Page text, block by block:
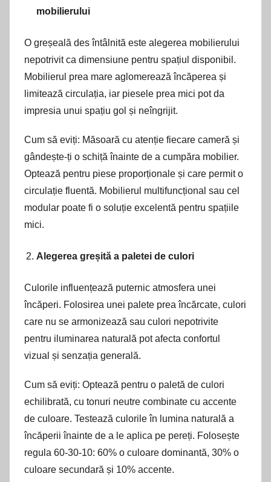
mobilierului
O greșeală des întâlnită este alegerea mobilierului
nepotrivit ca dimensiune pentru spațiul disponibil.
Mobilierul prea mare aglomerează încăperea și
limitează circulația, iar piesele prea mici pot da
impresia unui spațiu gol și neîngrijit.
Cum să eviți: Măsoară cu atenție fiecare cameră și
gândește-ți o schiță înainte de a cumpăra mobilier.
Optează pentru piese proporționale și care permit o
circulație fluentă. Mobilierul multifuncțional sau cel
modular poate fi o soluție excelentă pentru spațiile
mici.
Alegerea greșită a paletei de culori
Culorile influențează puternic atmosfera unei
încăperi. Folosirea unei palete prea încărcate, culori
care nu se armonizează sau culori nepotrivite
pentru iluminarea naturală pot afecta confortul
vizual și senzația generală.
Cum să eviți: Optează pentru o paletă de culori
echilibrată, cu tonuri neutre combinate cu accente
de culoare. Testează culorile în lumina naturală a
încăperii înainte de a le aplica pe pereți. Folosește
regula 60-30-10: 60% o culoare dominantă, 30% o
culoare secundară și 10% accente.